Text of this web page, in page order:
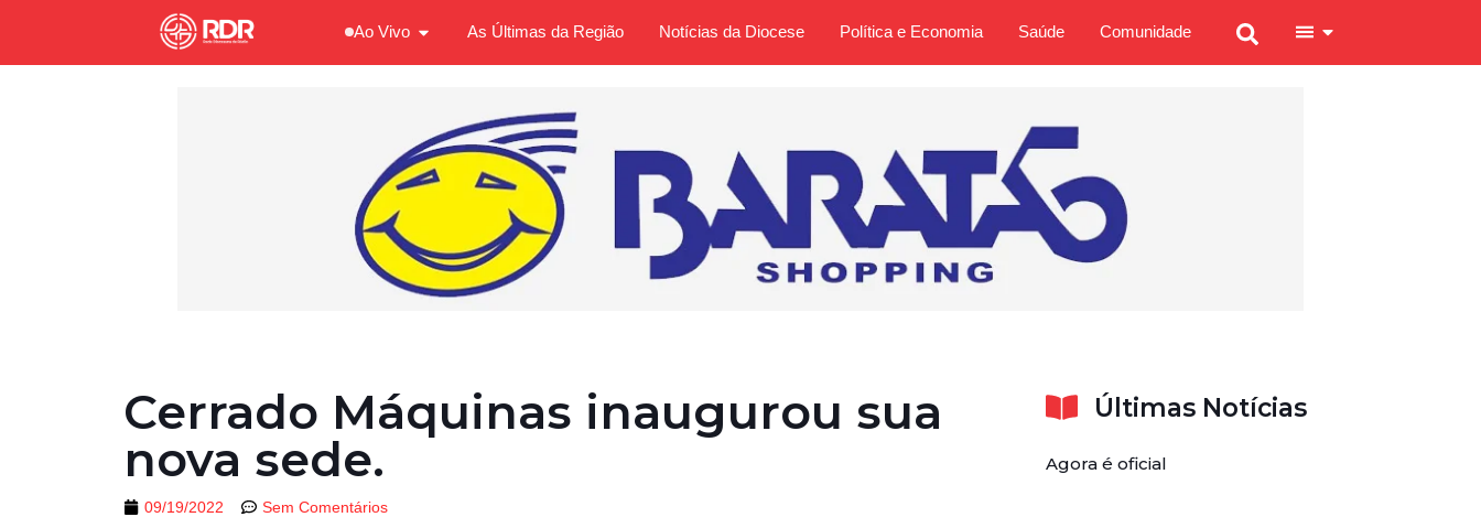
Ao Vivo As Últimas da Região Notícias da Diocese Política e Economia Saúde Comunidade
Cerrado Máquinas inaugurou sua
nova sede.
09/19/2022 Sem Comentários
Últimas Notícias
Agora é oficial